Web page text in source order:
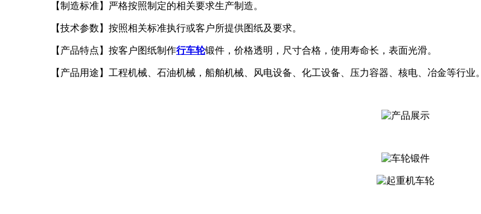
【制造标准】严格按照制定的相关要求生产制造。
【技术参数】按照相关标准执行或客户所提供图纸及要求。
【产品特点】按客户图纸制作行车轮锻件，价格透明，尺寸合格，使用寿命长，表面光滑。
【产品用途】工程机械、石油机械，船舶机械、风电设备、化工设备、压力容器、核电、冶金等行业。